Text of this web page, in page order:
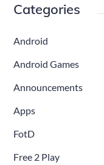
Categories
Android
Android Games
Announcements
Apps
FotD
Free 2 Play